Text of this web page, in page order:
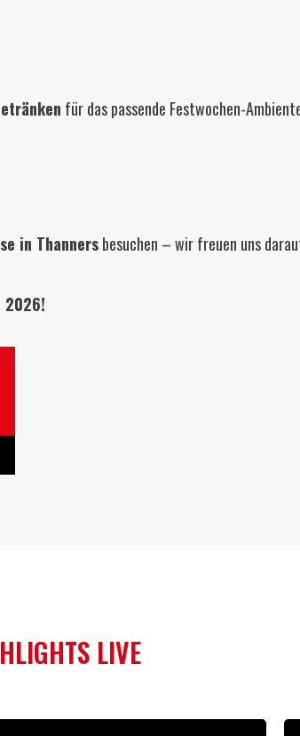
für das passende Festwochen-
in Thannersbesuchen – wir freuen uns
2026!
LIVE